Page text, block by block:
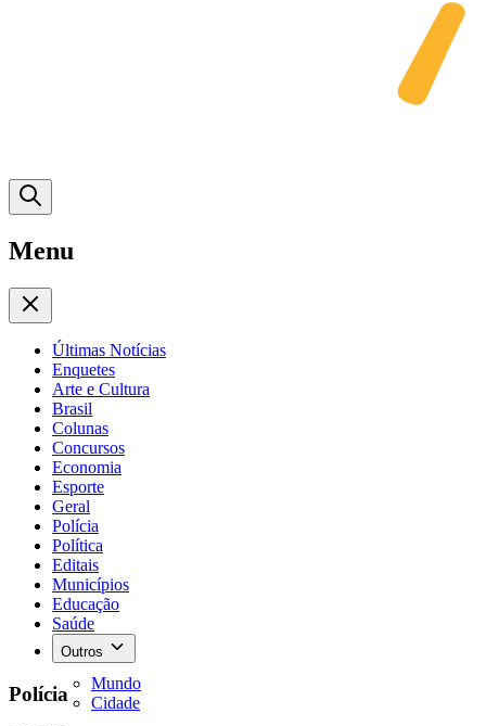
Menu
Últimas Notícias
Enquetes
Arte e Cultura
Brasil
Colunas
Concursos
Economia
Esporte
Geral
Polícia
Política
Editais
Municípios
Educação
Saúde
Outros
Mundo
Cidade
Polícia